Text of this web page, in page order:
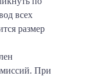
всех
размер
При